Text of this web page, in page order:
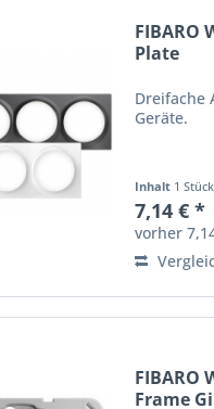
FIBARO
Plate
Dreifache
Geräte.
Inhalt 1 Stück
7,14 € *
vorher
FIBARO
Frame